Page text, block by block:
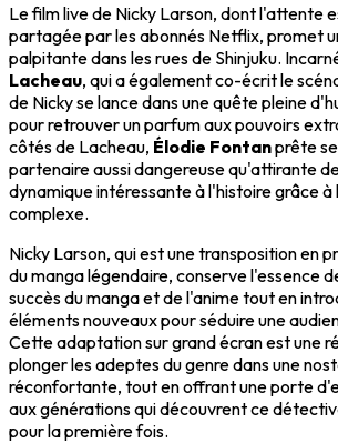
Le film live de Nicky Larson, dont l'attente
partagée par les abonnés Netflix, promet
palpitante dans les rues de Shinjuku.
Lacheau, qui a également co-écrit le
de Nicky se lance dans une quête pleine
pour retrouver un parfum aux pouvoirs
côtés de Lacheau, Élodie Fontanprête
partenaire aussi dangereuse qu'attirante
dynamique intéressante à l'histoire grâce à
complexe.
Nicky Larson, qui est une transposition en
du manga légendaire, conserve l'essence
succès du manga et de l'anime tout en
éléments nouveaux pour séduire une
Cette adaptation sur grand écran est une
plonger les adeptes du genre dans une
réconfortante, tout en offrant une porte
aux générations qui découvrent ce
pour la première fois.